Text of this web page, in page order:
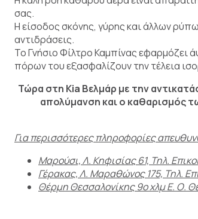
σας.
Η είσοδος σκόνης, γύρης και άλλων
αντιδράσεις.
Το Γνήσιο Φίλτρο Καμπίνας εφαρμόζει
πόρων του εξασφαλίζουν την τέλεια
Τώρα στη Kia Βελμάρ με την
απολύμανση και ο καθαρισμός
Για περισσότερες πληροφορίες
Μαρούσι, Λ. Κηφισίας 61, Τηλ.
Γέρακας, Λ. Μαραθώνος 175, Τηλ.
Θέρμη Θεσσαλονίκης 9ο χλμ Ε. Ο.